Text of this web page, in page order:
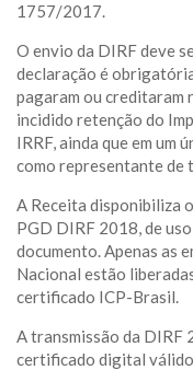
1757/2017.
O envio da DIRF deve
declaração é
pagaram ou creditaram
incidido retenção do
IRRF, ainda que em um
como representante de
A Receita disponibiliza
PGD DIRF 2018, de
documento. Apenas as
Nacional estão
certificado ICP-Brasil.
A transmissão da DIRF
certificado digital